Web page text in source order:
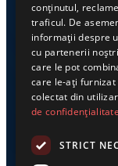
Despre noi
Casa de
conținutul,
traficul. De
informații despre
cu partenerii
care le pot
care le-ați furnizat
colectat din
de confidențialitate
STRICT